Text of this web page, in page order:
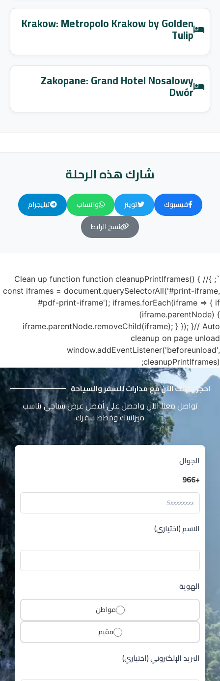
Krakow: Metropolo Krakow by Golden
Tulip
Zakopane: Grand Hotel Nosalowy
Dwór
شارك هذه الرحلة
فيسبوك تويتر واتساب
تيليجرام
نسخ الرابط
`; }// Clean up function function cleanupPrintIframes() {
const iframes = document.querySelectorAll('#print-iframe,
#pdf-print-iframe'); iframes.forEach(iframe => { if
(iframe.parentNode) {
iframe.parentNode.removeChild(iframe); } }); }// Auto
cleanup on page unload
window.addEventListener('beforeunload',
cleanupPrintIframes);
احجز رحلتك الآن مع مدارات للسفر والسياحة
تواصل معنا الآن واحصل على أفضل عرض سياحي يناسب
ميزانيتك وخطط سفرك
الجوال
+966
الاسم (اختياري)
الهوية
مواطن
مقيم
البريد الإلكتروني (اختياري)